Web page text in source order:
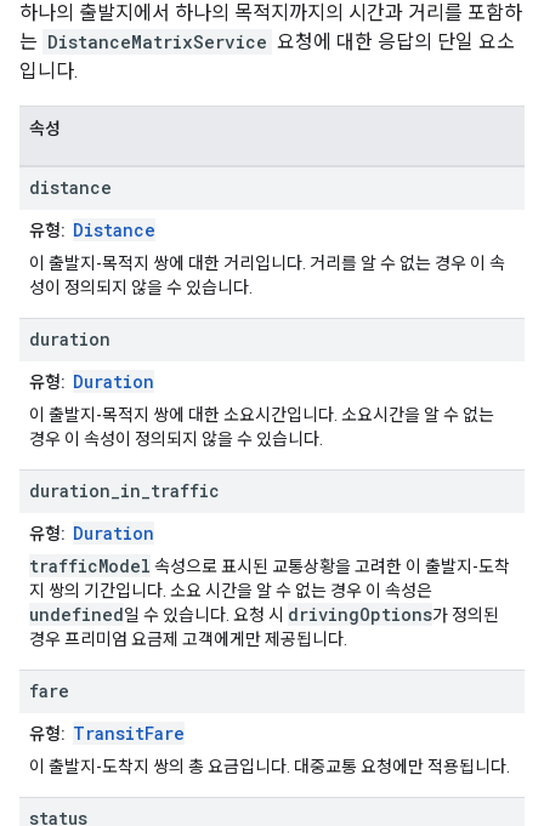
하나의 출발지에서 하나의 목적지까지의 시간과 거리를 포함하
는 DistanceMatrixService 요청에 대한 응답의 단일 요소
입니다.
속성
distance
유형: Distance
이 출발지-목적지 쌍에 대한 거리입니다. 거리를 알 수 없는 경우 이 속
성이 정의되지 않을 수 있습니다.
duration
유형: Duration
이 출발지-목적지 쌍에 대한 소요시간입니다. 소요시간을 알 수 없는
경우 이 속성이 정의되지 않을 수 있습니다.
duration in traffic
유형: Duration
trafficModel 속성으로 표시된 교통상황을 고려한 이 출발지-도착
지 쌍의 기간입니다. 소요 시간을 알 수 없는 경우 이 속성은
undefined일 수 있습니다. 요청 시 drivingOptions가 정의된
경우 프리미엄 요금제 고객에게만 제공됩니다.
fare
유형: TransitFare
이 출발지-도착지 쌍의 총 요금입니다. 대중교통 요청에만 적용됩니다.
status